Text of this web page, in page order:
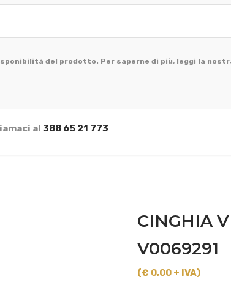
del prodotto. Per saperne di più, leggi la
al 388 65 21 773
CINGHIA
V0069291
(€ 0,00 + IVA)